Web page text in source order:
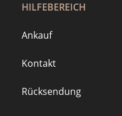
HILFEBEREICH
Ankauf
Kontakt
Rücksendung